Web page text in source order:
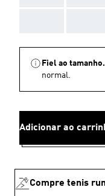
Fiel ao tamanho.
normal.
Adicionar ao
Compre tenis